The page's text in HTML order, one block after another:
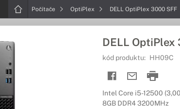
Počítače OptiPlex DELL OptiPlex 3000 SFF
DELL OptiPlex
kód produktu: HH09C
Intel Core i5-12500
8GB DDR4 3200MHz